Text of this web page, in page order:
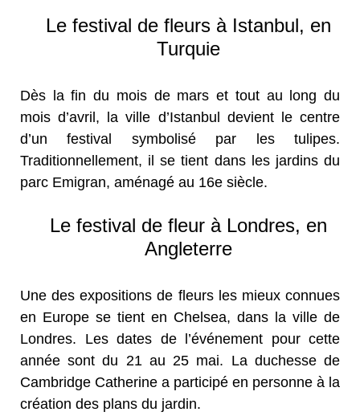
Le festival de fleurs à Istanbul, en
Turquie
Dès la fin du mois de mars et tout au long du
mois d’avril, la ville d’Istanbul devient le centre
d’un festival symbolisé par les tulipes.
Traditionnellement, il se tient dans les jardins du
parc Emigran, aménagé au 16e siècle.
Le festival de fleur à Londres, en
Angleterre
Une des expositions de fleurs les mieux connues
en Europe se tient en Chelsea, dans la ville de
Londres. Les dates de l’événement pour cette
année sont du 21 au 25 mai. La duchesse de
Cambridge Catherine a participé en personne à la
création des plans du jardin.